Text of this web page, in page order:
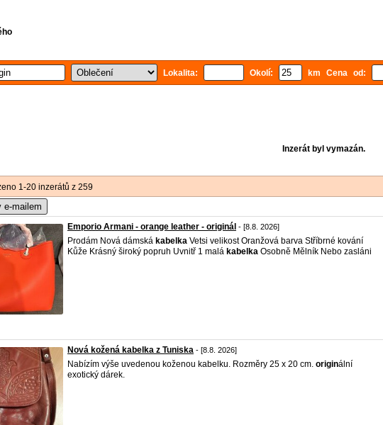
Lokalita: Okolí: km Cena od:
Inzerát byl vymazán.
1-20 inzerátů z 259
e-mailem
Emporio Armani - orange leather - originál - [8.8. 2026]
Prodám Nová dámská kabelka Vetsi velikost Oranžová barva Stříbrné kování
Kůže Krásný široký popruh Uvnitř 1 malá kabelka Osobně Mělník Nebo zasláni
Nová kožená kabelka z Tuniska - [8.8. 2026]
Nabízím výše uvedenou koženou kabelku. Rozměry 25 x 20 cm. originální
exotický dárek.